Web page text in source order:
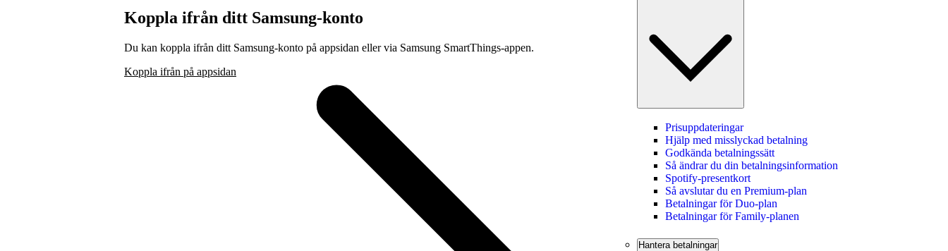
Koppla ifrån ditt Samsung-konto
Du kan koppla ifrån ditt Samsung-konto på appsidan eller via Samsung SmartThings‑appen.
Koppla ifrån på appsidan
Prisuppdateringar
Hjälp med misslyckad betalning
Godkända betalningssätt
Så ändrar du din betalningsinformation
Spotify-presentkort
Så avslutar du en Premium‑plan
Betalningar för Duo-plan
Betalningar för Family-planen
Hantera betalningar